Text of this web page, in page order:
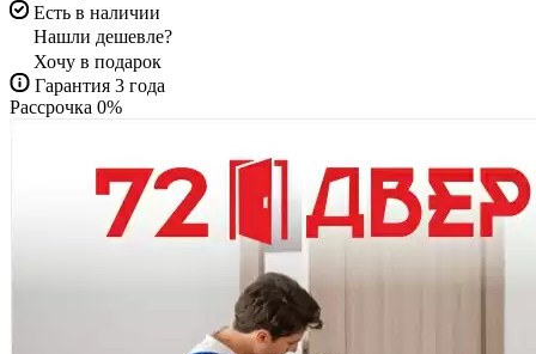
Есть в наличии
Нашли дешевле?
Хочу в подарок
Гарантия 3 года
Рассрочка 0%